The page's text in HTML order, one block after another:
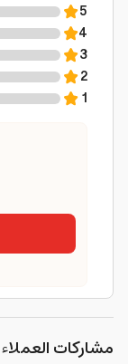
5
4
3
2
1
مشاركات العملاء